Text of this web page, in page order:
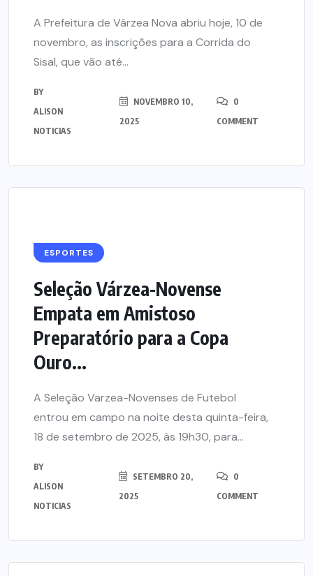
A Prefeitura de Várzea Nova abriu hoje, 10 de
novembro, as inscrições para a Corrida do
Sisal, que vão até...
BY
ALISON
NOTICIAS
NOVEMBRO 10,
2025
0
COMMENT
ESPORTES
Seleção Várzea-Novense
Empata em Amistoso
Preparatório para a Copa
Ouro...
A Seleção Varzea-Novenses de Futebol
entrou em campo na noite desta quinta-feira,
18 de setembro de 2025, às 19h30, para...
BY
ALISON
NOTICIAS
SETEMBRO 20,
2025
0
COMMENT